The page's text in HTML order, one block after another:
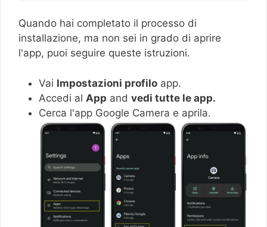
Quando hai completato il processo di
installazione, ma non sei in grado di aprire
l'app, puoi seguire queste istruzioni.
Vai Impostazioni profilo app.
Accedi al App and vedi tutte le app.
Cerca l'app Google Camera e aprila.